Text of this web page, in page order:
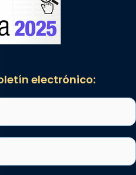
electrónico: